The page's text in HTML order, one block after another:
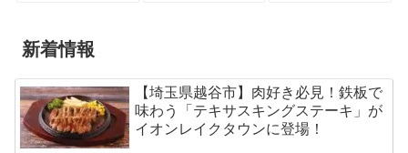
新着情報
【埼玉県越谷市】肉好き必見！鉄板で
味わう「テキサスキングステーキ」が
イオンレイクタウンに登場！